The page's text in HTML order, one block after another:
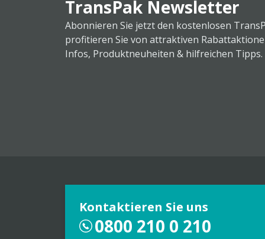
TransPak Newsletter
Abonnieren Sie jetzt den kostenlosen
profitieren Sie von attraktiven
Infos, Produktneuheiten & hilfreichen Tipps.
Kontaktieren Sie uns
0800 210 0 210